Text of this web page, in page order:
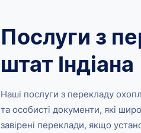
Послуги з
штат Індіана
Наші послуги з перекладу
та особисті документи, які
завірені переклади, якщо